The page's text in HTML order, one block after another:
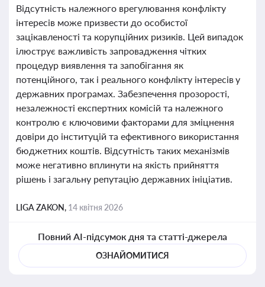
Відсутність належного врегулювання конфлікту
інтересів може призвести до особистої
зацікавленості та корупційних ризиків. Цей випадок
ілюструє важливість запровадження чітких
процедур виявлення та запобігання як
потенційного, так і реального конфлікту інтересів у
державних програмах. Забезпечення прозорості,
незалежності експертних комісій та належного
контролю є ключовими факторами для зміцнення
довіри до інституцій та ефективного використання
бюджетних коштів. Відсутність таких механізмів
може негативно вплинути на якість прийняття
рішень і загальну репутацію державних ініціатив.
LIGA ZAKON, 14 квітня 2026
Повний AI-підсумок дня та статті-джерела
ОЗНАЙОМИТИСЯ